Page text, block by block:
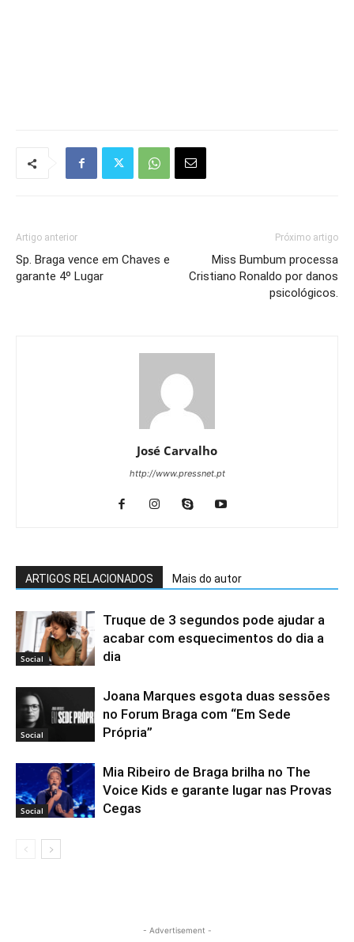
Artigo anterior
Sp. Braga vence em Chaves e
garante 4º Lugar
Próximo artigo
Miss Bumbum processa
Cristiano Ronaldo por danos
psicológicos.
José Carvalho
http://www.pressnet.pt
ARTIGOS RELACIONADOS Mais do autor
Social
Truque de 3 segundos pode ajudar a
acabar com esquecimentos do dia a
dia
Social
Joana Marques esgota duas sessões
no Forum Braga com “Em Sede
Própria”
Social
Mia Ribeiro de Braga brilha no The
Voice Kids e garante lugar nas Provas
Cegas
- Advertisement -